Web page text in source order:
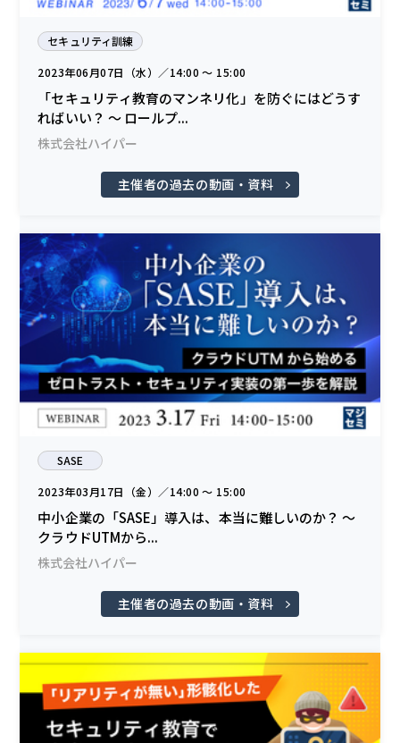
セキュリティ訓練
2023年06月07日（水）／14:00 〜 15:00
「セキュリティ教育のマンネリ化」を防ぐにはどうす
ればいい？ ～ ロールプ...
株式会社ハイパー
主催者の過去の動画・資料
SASE
2023年03月17日（金）／14:00 〜 15:00
中小企業の「SASE」導入は、本当に難しいのか？ ～
クラウドUTMから...
株式会社ハイパー
主催者の過去の動画・資料